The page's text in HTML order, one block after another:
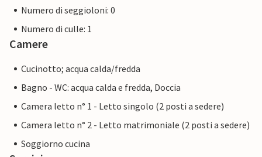
Numero di seggioloni: 0
Numero di culle: 1
Camere
Cucinotto; acqua calda/fredda
Bagno - WC: acqua calda e fredda, Doccia
Camera letto n° 1 - Letto singolo (2 posti a sedere)
Camera letto n° 2 - Letto matrimoniale (2 posti a sedere)
Soggiorno cucina